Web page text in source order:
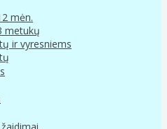
mėn.
metukų
ir vyresniems